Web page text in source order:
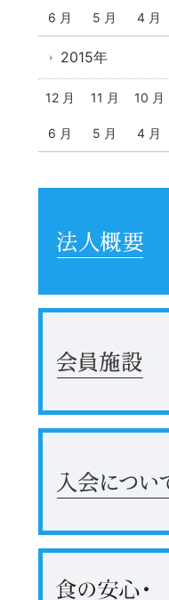
6 月 5 月 4 月
2015年
12 月 11 月 10 月
6 月 5 月 4 月